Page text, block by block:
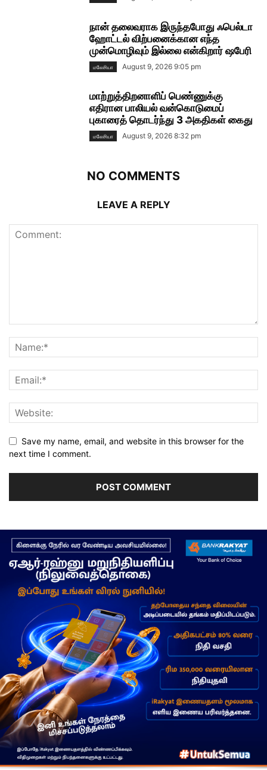
நான் தலைவராக இருந்தபோது ஃபெல்டா
ஹோட்டல் விற்பனைக்கான எந்த
முன்மொழிவும் இல்லை என்கிறார் ஷபேரி
மலேசியா August 9, 2026 9:05 pm
மாற்றுத்திறனாளிப் பெண்ணுக்கு
எதிரான பாலியல் வன்கொடுமைப்
புகாரைத் தொடர்ந்து 3 அகதிகள் கைது
மலேசியா August 9, 2026 8:32 pm
NO COMMENTS
LEAVE A REPLY
Save my name, email, and website in this browser for the
next time I comment.